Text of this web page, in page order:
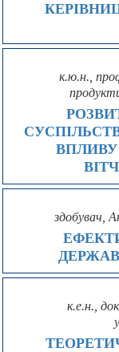
к.ю.н.,
ВПЛИВУ
здобувач,
к.е.н.,